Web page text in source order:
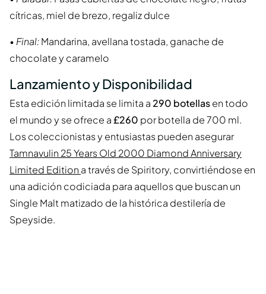
cítricas, miel de brezo, regaliz dulce
• Final:Mandarina, avellana tostada, ganache de
chocolate y caramelo
Lanzamiento y Disponibilidad
Esta edición limitada se limita a290 botellasen todo
el mundo y se ofrece a£260 por botella de 700 ml.
Los coleccionistas y entusiastas pueden asegurar
Tamnavulin 25 Years Old 2000 Diamond Anniversary
Limited Edition a través de Spiritory, convirtiéndose en
una adición codiciada para aquellos que buscan un
Single Malt matizado de la histórica destilería de
Speyside.